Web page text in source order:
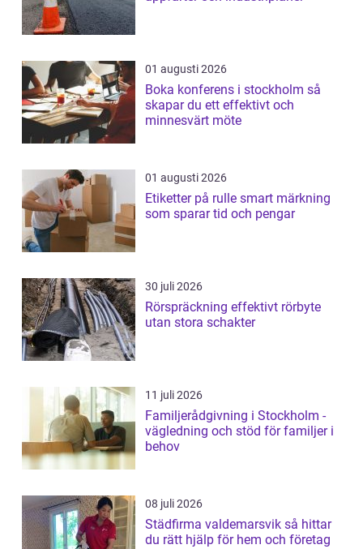
01 augusti 2026
Boka konferens i stockholm så
skapar du ett effektivt och
minnesvärt möte
01 augusti 2026
Etiketter på rulle smart märkning
som sparar tid och pengar
30 juli 2026
Rörspräckning effektivt rörbyte
utan stora schakter
11 juli 2026
Familjerådgivning i Stockholm -
vägledning och stöd för familjer i
behov
08 juli 2026
Städfirma valdemarsvik så hittar
du rätt hjälp för hem och företag